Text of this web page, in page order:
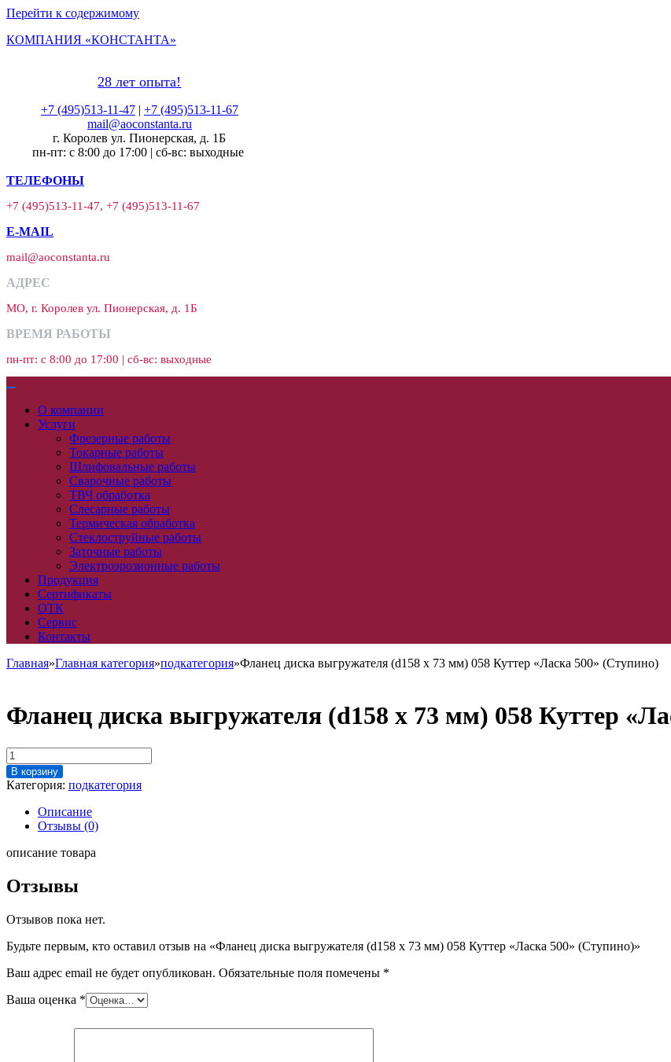
Перейти к содержимому
КОМПАНИЯ «КОНСТАНТА»
28 лет опыта!
+7 (495)513-11-47| +7 (495)513-11-67
mail@aoconstanta.ru
г. Королев ул. Пионерская, д. 1Б
пн-пт: с 8:00 до 17:00 | сб-вс: выходные
ТЕЛЕФОНЫ
+7 (495)513-11-47, +7 (495)513-11-67
E-MAIL
mail@aoconstanta.ru
АДРЕС
МО, г. Королев ул. Пионерская, д. 1Б
ВРЕМЯ РАБОТЫ
пн-пт: с 8:00 до 17:00 | сб-вс: выходные
О компании
Услуги
Фрезерные работы
Токарные работы
Шлифовальные работы
Сварочные работы
ТВЧ обработка
Слесарные работы
Термическая обработка
Стеклоструйные работы
Заточные работы
Электроэрозионные работы
Продукция
Сертификаты
ОТК
Сервис
Контакты
Главная»Главная категория»подкатегория»Фланец диска выгружателя (d158 x 73 мм) 058 Куттер «Ласка 500» (Ступино)
Фланец диска выгружателя (d158 x 73 мм) 058 Куттер
Количество
товара
Фланец
выгружателя
(d158
73
058
Куттер
500"
В корзину
Категория: подкатегория
Описание
Отзывы (0)
описание товара
Отзывы
Отзывов пока нет.
Будьте первым, кто оставил отзыв на «Фланец диска выгружателя (d158 x 73 мм) 058 Куттер «Ласка 500» (Ступино)»
Ваш адрес email не будет опубликован. Обязательные поля помечены *
Ваша оценка *